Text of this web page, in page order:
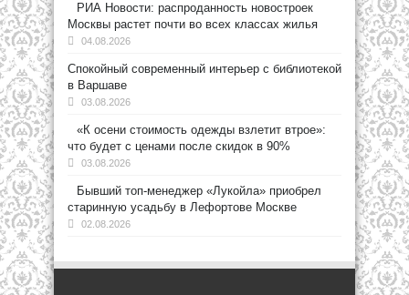
РИА Новости: распроданность новостроек
Москвы растет почти во всех классах жилья
04.08.2026
Спокойный современный интерьер с библиотекой
в Варшаве
03.08.2026
«К осени стоимость одежды взлетит втрое»:
что будет с ценами после скидок в 90%
03.08.2026
Бывший топ-менеджер «Лукойла» приобрел
старинную усадьбу в Лефортове Москве
02.08.2026